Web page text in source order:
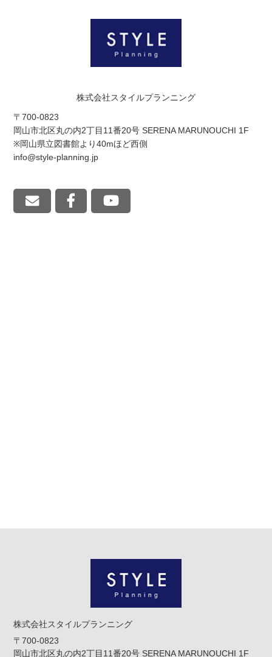
株式会社スタイルプランニング
〒700-0823
岡山市北区丸の内2丁目11番20号 SERENA MARUNOUCHI 1F
※岡山県立図書館より40mほど西側
info@style-planning.jp
株式会社スタイルプランニング
〒700-0823
岡山市北区丸の内2丁目11番20号 SERENA MARUNOUCHI 1F